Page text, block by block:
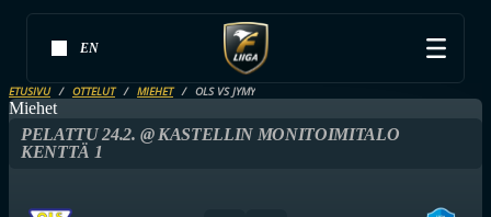
EN
ETUSIVU OTTELUT MIEHET OLS VS JYMY
Miehet
PELATTU 24.2. @ KASTELLIN MONITOIMITALO
KENTTÄ 1